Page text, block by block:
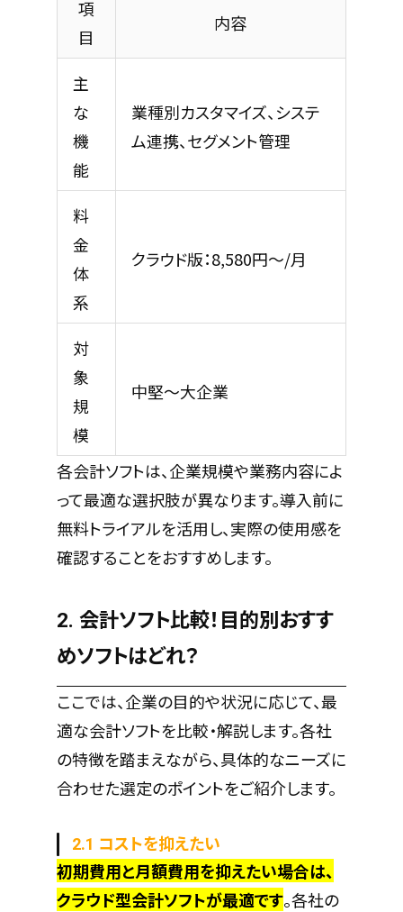
項
目
内容
主
な
機
能
業種別カスタマイズ、システ
ム連携、セグメント管理
料
金
体
系
クラウド版：8,580円～/月
対
象
規
模
中堅～大企業
各会計ソフトは、企業規模や業務内容によ
って最適な選択肢が異なります。導入前に
無料トライアルを活用し、実際の使用感を
確認することをおすすめします。
2. 会計ソフト比較！目的別おすす
めソフトはどれ？
ここでは、企業の目的や状況に応じて、最
適な会計ソフトを比較・解説します。各社
の特徴を踏まえながら、具体的なニーズに
合わせた選定のポイントをご紹介します。
2.1 コストを抑えたい
初期費用と月額費用を抑えたい場合は、
クラウド型会計ソフトが最適です。各社の